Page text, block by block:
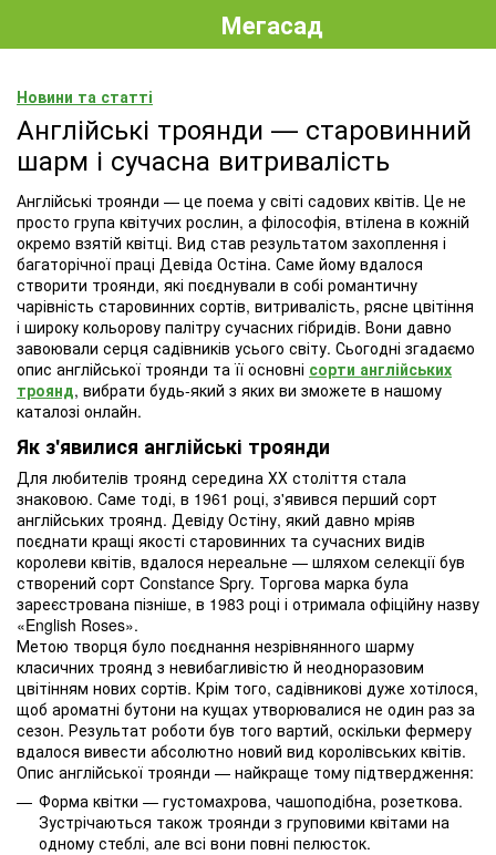
Мегасад
Новини та статті
Англійські троянди — старовинний
шарм і сучасна витривалість
Англійські троянди — це поема у світі садових квітів. Це не
просто група квітучих рослин, а філософія, втілена в кожній
окремо взятій квітці. Вид став результатом захоплення і
багаторічної праці Девіда Остіна. Саме йому вдалося
створити троянди, які поєднували в собі романтичну
чарівність старовинних сортів, витривалість, рясне цвітіння
і широку кольорову палітру сучасних гібридів. Вони давно
завоювали серця садівників усього світу. Сьогодні згадаємо
опис англійської троянди та її основні сорти англійських
троянд, вибрати будь-який з яких ви зможете в нашому
каталозі онлайн.
Як з'явилися англійські троянди
Для любителів троянд середина ХХ століття стала
знаковою. Саме тоді, в 1961 році, з'явився перший сорт
англійських троянд. Девіду Остіну, який давно мріяв
поєднати кращі якості старовинних та сучасних видів
королеви квітів, вдалося нереальне — шляхом селекції був
створений сорт Constance Spry. Торгова марка була
зареєстрована пізніше, в 1983 році і отримала офіційну назву
«English Roses».
Метою творця було поєднання незрівнянного шарму
класичних троянд з невибагливістю й неодноразовим
цвітінням нових сортів. Крім того, садівникові дуже хотілося,
щоб ароматні бутони на кущах утворювалися не один раз за
сезон. Результат роботи був того вартий, оскільки фермеру
вдалося вивести абсолютно новий вид королівських квітів.
Опис англійської троянди — найкраще тому підтвердження:
Форма квітки — густомахрова, чашоподібна, розеткова.
Зустрічаються також троянди з груповими квітами на
одному стеблі, але всі вони повні пелюсток.